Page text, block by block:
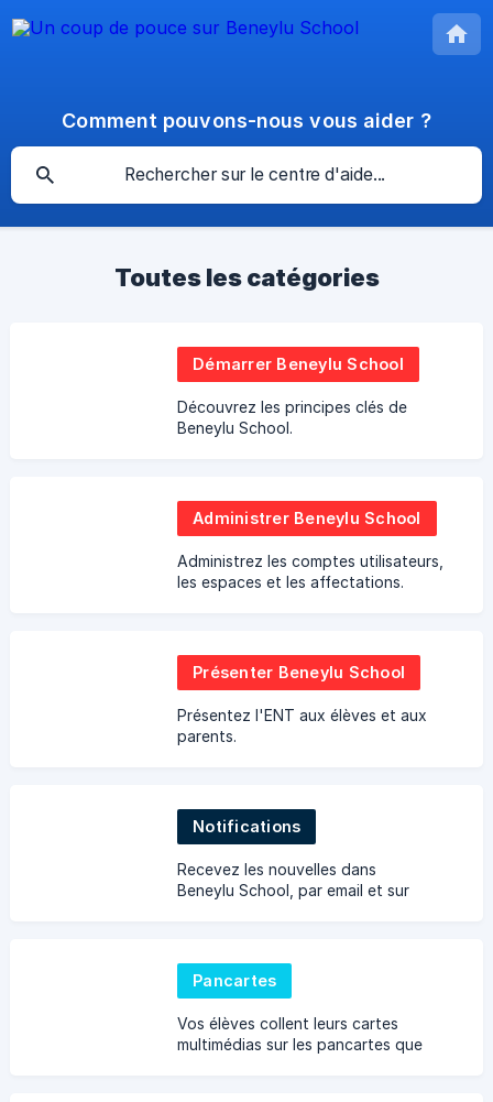
Comment pouvons-nous vous aider ?
Toutes les catégories
Démarrer Beneylu School
Découvrez les principes clés de
Beneylu School.
Administrer Beneylu School
Administrez les comptes utilisateurs,
les espaces et les affectations.
Présenter Beneylu School
Présentez l'ENT aux élèves et aux
parents.
Notifications
Recevez les nouvelles dans
Beneylu School, par email et sur
Pancartes
Vos élèves collent leurs cartes
multimédias sur les pancartes que